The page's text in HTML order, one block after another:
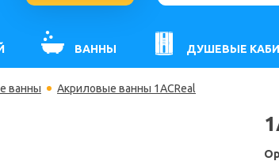
ВАННЫ ДУШЕВЫЕ
ванны Акриловые ванны 1ACReal